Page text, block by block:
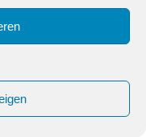
zu
führen zu
Zielgruppe